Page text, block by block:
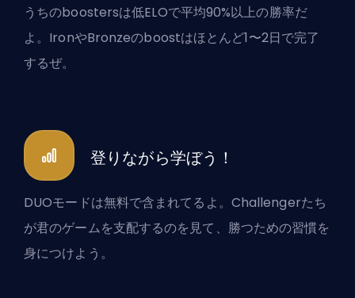
うちのboostersは低ELOで平均90%以上の勝率だ
よ。IronやBronzeのboostはほとんど1〜2日で完了
するぜ。
登りながら学ぼう！
DUOモードは無料で含まれてるよ。Challengerたち
が君のゲームを支配するのを見て、勝つための習慣を
身につけよう。